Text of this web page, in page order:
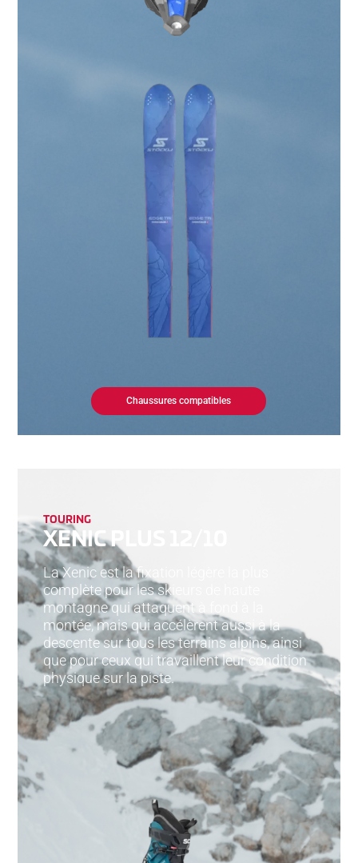
Chaussures compatibles
TOURING
XENIC PLUS 12/10
La Xenic est la fixation légère la plus
complète pour les skieurs de haute
montagne qui attaquent à fond à la
montée, mais qui accélèrent aussi à la
descente sur tous les terrains alpins, ainsi
que pour ceux qui travaillent leur condition
physique sur la piste.